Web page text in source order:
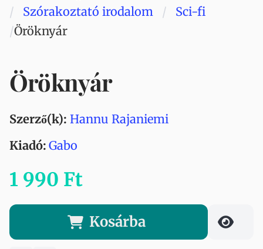
Szórakoztató irodalom
Sci-fi
Öröknyár
Öröknyár
Szerző(k): Hannu Rajaniemi
Kiadó: Gabo
1 990 Ft
Kosárba